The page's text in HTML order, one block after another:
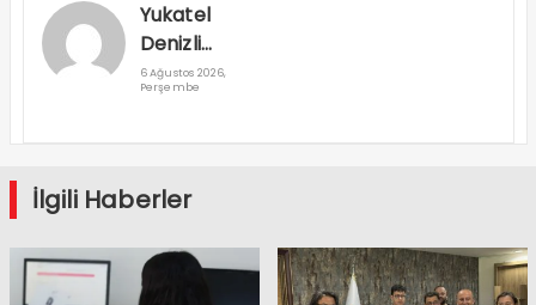
Yukatel
Denizli
Basket’in
Süper Lig
Başlıyor
6 Ağustos 2026,
Perşembe
İlgili Haberler